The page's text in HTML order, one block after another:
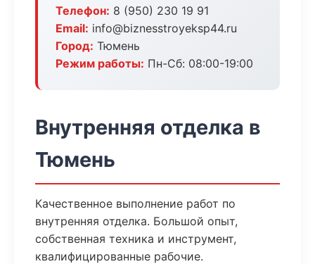
Телефон: 8 (950) 230 19 91
Email: info@biznesstroyeksp44.ru
Город: Тюмень
Режим работы: Пн-Сб: 08:00-19:00
Внутренняя отделка в
Тюмень
Качественное выполнение работ по
внутренняя отделка. Большой опыт,
собственная техника и инструмент,
квалифицированные рабочие.